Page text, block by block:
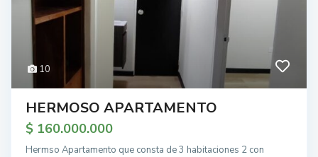
10
HERMOSO APARTAMENTO
$ 160.000.000
Hermso Apartamento que consta de 3 habitaciones 2 con